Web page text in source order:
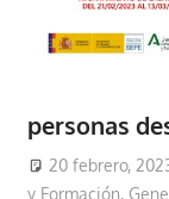
personas
20 febrero,
y Formación,